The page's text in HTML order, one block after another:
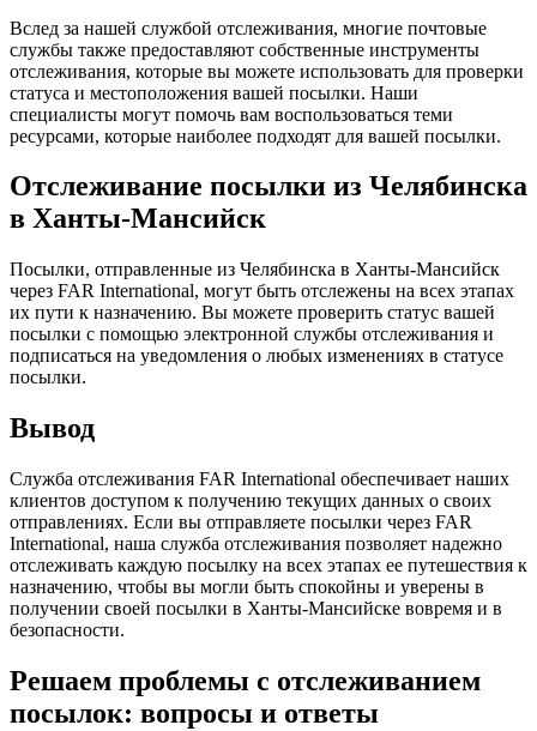
Вслед за нашей службой отслеживания, многие почтовые
службы также предоставляют собственные инструменты
отслеживания, которые вы можете использовать для проверки
статуса и местоположения вашей посылки. Наши
специалисты могут помочь вам воспользоваться теми
ресурсами, которые наиболее подходят для вашей посылки.
Отслеживание посылки из Челябинска
в Ханты-Мансийск
Посылки, отправленные из Челябинска в Ханты-Мансийск
через FAR International, могут быть отслежены на всех этапах
их пути к назначению. Вы можете проверить статус вашей
посылки с помощью электронной службы отслеживания и
подписаться на уведомления о любых изменениях в статусе
посылки.
Вывод
Служба отслеживания FAR International обеспечивает наших
клиентов доступом к получению текущих данных о своих
отправлениях. Если вы отправляете посылки через FAR
International, наша служба отслеживания позволяет надежно
отслеживать каждую посылку на всех этапах ее путешествия к
назначению, чтобы вы могли быть спокойны и уверены в
получении своей посылки в Ханты-Мансийске вовремя и в
безопасности.
Решаем проблемы с отслеживанием
посылок: вопросы и ответы